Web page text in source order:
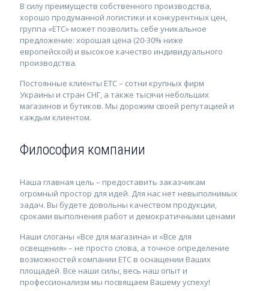
В силу преимуществ собственного производства,
хорошо продуманной логистики и конкурентных цен,
группа «ЕТС» может позволить себе уникальное
предложение: хорошая цена (20-30% ниже
европейской) и высокое качество индивидуального
производства.
Постоянные клиенты ЕТС – сотни крупных фирм
Украины и стран СНГ, а также тысячи небольших
магазинов и бутиков. Мы дорожим своей репутацией и
каждым клиентом.
Философия компании
Наша главная цель – предоставить заказчикам
огромный простор для идей. Для нас нет невыполнимых
задач. Вы будете довольны качеством продукции,
сроками выполнения работ и демократичными ценами
Наши слоганы «Все для магазина» и «Все для
освещения» – не просто слова, а точное определение
возможностей компании ЕТС в оснащении Ваших
площадей. Все наши силы, весь наш опыт и
профессионализм мы посвящаем Вашему успеху!